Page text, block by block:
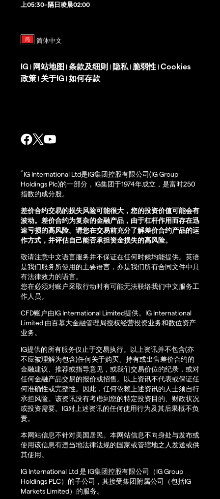
上05:30–隔日凌晨02:00
IG | 网站地图 | 条款及细则 | 隐私 | 脆弱性 | Cookies
政策 | 关于IG | 如何存款
^IG International Ltd是IG集团控股有限公司(IG Group
Holdings Plc)的一部分，IG集团于1974年成立，是富时250
指数的成分股。
差价合约交易的损失风险可能很大，您的投资价值可能会有
波动。差价合约为复杂的金融产品，由于杠杆作用而存在迅
速亏损的高风险。请您在交易前充分了解差价合约产品的运
作方式，并评估自己能否承担资金损失的高风险。
敬请注意中文语言服务并不保证在任何时候均能提供。英语
是我们服务所使用的主要语言，亦是我们所有合同文件中具
有法律效力的语言。
您在必须对账户采取行动时有可能无法联络我们中文服务工
作人员。
CFD账户由IG International Limited提供。IG International
Limited 由百慕大金融管理局授权经营投资业务和数位资产
业务。
IG提供的所有服务仅止于交易执行。以上资讯并不包含(亦
不应被理解为包含)任何关于购买、持有或出售差价合约的
金融建议、推荐或指导意见，或我们交易价位的纪录，或对
任何金融产品交易的报价或招售。以上资讯不代表或保证任
何准确性或完整性。因此，任何依赖上述资讯的人士须自行
承担风险。该资讯没有考虑到您的特定投资目的、财政状况
或投资需要。IG对上述资讯的任何使用行为及其后果概不负
责。
本网站信息不针对美国居民。本网站信息不向身处与发布或
使用该信息有违当地法律法规的国家或管辖地之人发送或供
其使用。
IG International Ltd 是 IG集团控股有限公司（IG Group
Holdings PLC）的子公司，其接受集团附属公司（包括IG
Markets Limited）的服务。